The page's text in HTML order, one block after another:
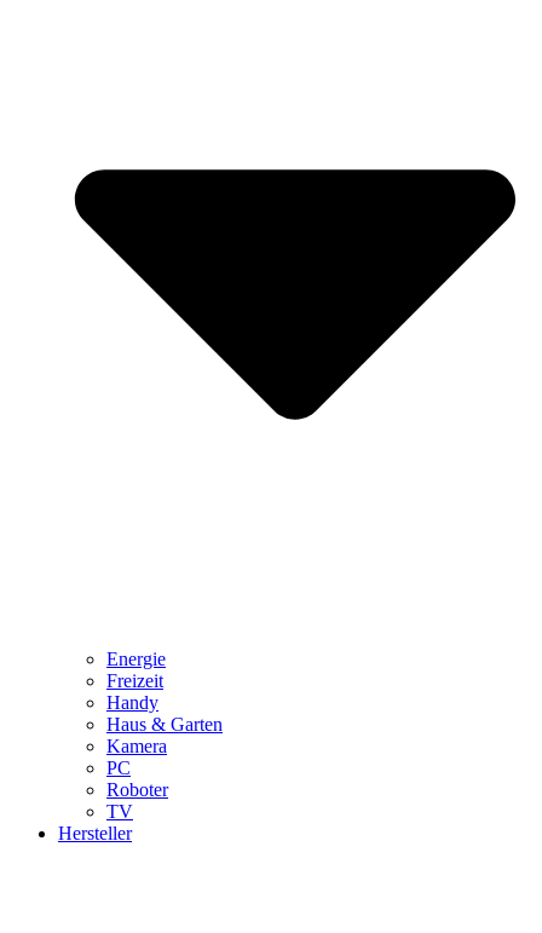
Energie
Freizeit
Handy
Haus & Garten
Kamera
PC
Roboter
TV
Hersteller